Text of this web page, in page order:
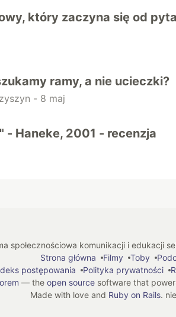
który zaczyna się od
ramy, a nie ucieczki?
- 8 maj
- Haneke, 2001 - recenzja
społecznościowa komunikacji i edukacji
Strona główna
Filmy Toby
postępowania Polityka prywatności
— the open sourcesoftware that
Made with love and Ruby on Rails.